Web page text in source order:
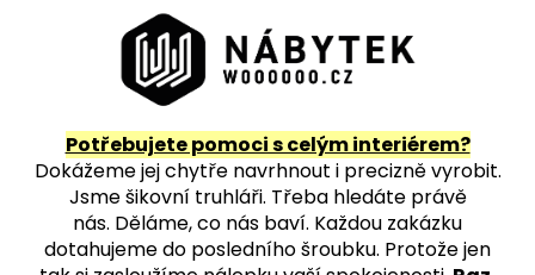
Potřebujete pomoci s celým interiérem?
Dokážeme jej chytře navrhnout i precizně vyrobit.
Jsme šikovní truhláři. Třeba hledáte právě
nás. Děláme, co nás baví. Každou zakázku
dotahujeme do posledního šroubku. Protože jen